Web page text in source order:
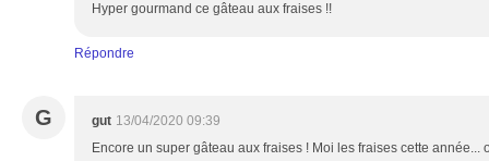
Hyper gourmand ce gâteau aux fraises !!
Répondre
G gut 13/04/2020 09:39
Encore un super gâteau aux fraises ! Moi les fraises cette année...